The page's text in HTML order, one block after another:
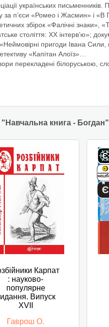
українських
за п’єси «Ромео і Жасмин» і «В
збірок «Фалічні знаки»,
століття: ХХ інтерв’ю»;
пригоди Івана
«Капітан Алоїз»…
перекладені білоруською,
книга -
Карпат
: науково-
популярне
Випуск
XVІІ
Гаврош О.